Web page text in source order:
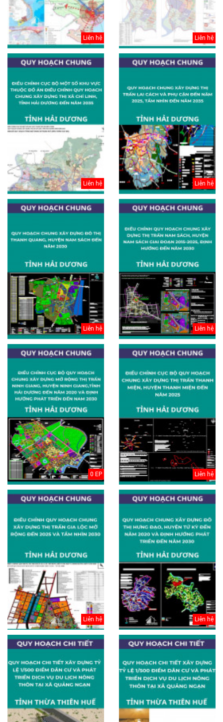
Liên hệ Liên hệ
Liên hệ Liên hệ
Liên hệ Liên hệ
0 EP Liên hệ
Liên hệ Liên hệ